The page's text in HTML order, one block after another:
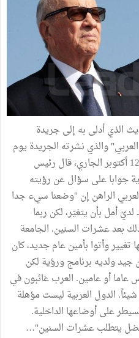
الذي أدلى به إلى جريدة
والذي نشرته الجريدة يوم
الاربعاء 12 أكتوبر الجاري، قال رئيس
جوابا على سؤال عن رؤيته
الراهن إن "وضعنا سيء جدا
أمل بأن يتغيّر، لكن ربما
بعد عشرات السنين. الجامعة
وأتوا بأمين عام جديد، كان
ولديه برنامج ورؤية لكن
أو عامين. العرب غائبون في
الدول العربية ليست مؤهلة
على أوضاعها الداخلية.
يتطلب عشرات السنين"…